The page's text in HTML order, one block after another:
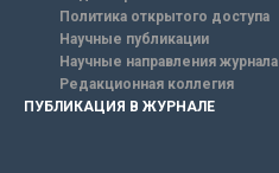
Политика открытого доступа
Научные публикации
Научные направления журнала
Редакционная коллегия
ПУБЛИКАЦИЯ В ЖУРНАЛЕ